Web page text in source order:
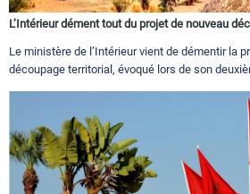
L’Intérieur dément tout du projet de nouveau
Le ministère de l’Intérieur vient de démentir la
découpage territorial, évoqué lors de son